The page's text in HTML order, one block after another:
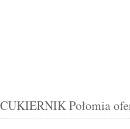
CUKIERNIK Połomia